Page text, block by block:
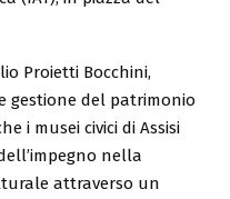
Proietti Bocchini,
gestione del patrimonio
i musei civici di Assisi
nella
attraverso un